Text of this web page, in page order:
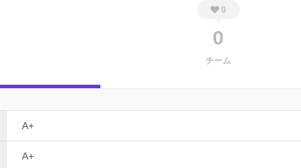
0
0
チーム
A+
A+